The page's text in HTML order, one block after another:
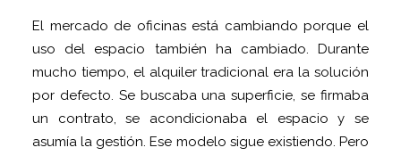
El mercado de oficinas está cambiando porque el
uso del espacio también ha cambiado. Durante
mucho tiempo, el alquiler tradicional era la solución
por defecto. Se buscaba una superficie, se firmaba
un contrato, se acondicionaba el espacio y se
asumía la gestión. Ese modelo sigue existiendo. Pero